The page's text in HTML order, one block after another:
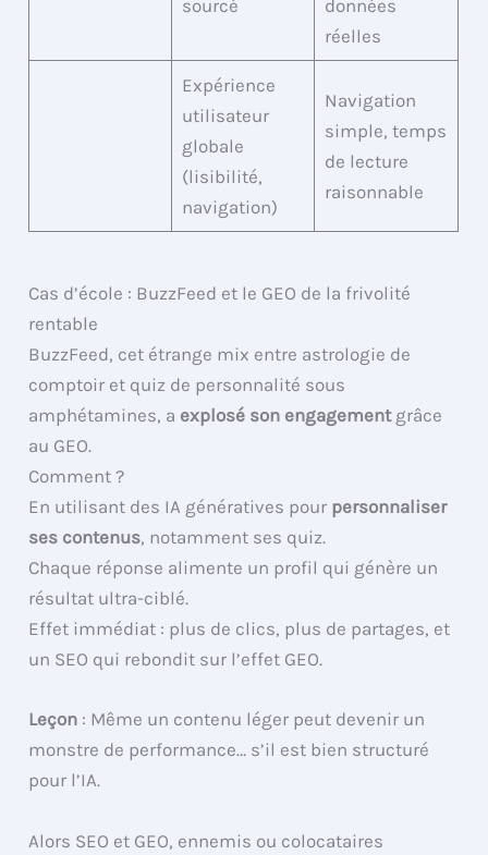
sourcé
données
réelles
Expérience
utilisateur
globale
(lisibilité,
navigation)
Navigation
simple, temps
de lecture
raisonnable
Cas d’école : BuzzFeed et le GEO de la frivolité
rentable
BuzzFeed, cet étrange mix entre astrologie de
comptoir et quiz de personnalité sous
amphétamines, a explosé son engagementgrâce
au GEO.
Comment ?
En utilisant des IA génératives pour personnaliser
ses contenus, notamment ses quiz.
Chaque réponse alimente un profil qui génère un
résultat ultra-ciblé.
Effet immédiat : plus de clics, plus de partages, et
un SEO qui rebondit sur l’effet GEO.
Leçon : Même un contenu léger peut devenir un
monstre de performance… s’il est bien structuré
pour l’IA.
Alors SEO et GEO, ennemis ou colocataires